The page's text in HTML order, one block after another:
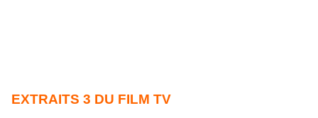
EXTRAITS 3 DU FILM TV